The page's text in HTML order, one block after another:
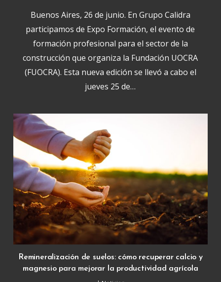
Buenos Aires, 26 de junio. En Grupo Calidra
participamos de Expo Formación, el evento de
formación profesional para el sector de la
construcción que organiza la Fundación UOCRA
(FUOCRA). Esta nueva edición se llevó a cabo el
jueves 25 de…
Remineralización de suelos: cómo recuperar calcio y
magnesio para mejorar la productividad agrícola